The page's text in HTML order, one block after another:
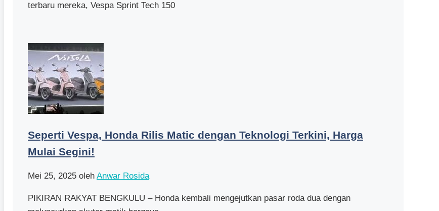
terbaru mereka, Vespa Sprint Tech 150
Seperti Vespa, Honda Rilis Matic dengan Teknologi Terkini, Harga
Mulai Segini!
Mei 25, 2025 oleh Anwar Rosida
PIKIRAN RAKYAT BENGKULU – Honda kembali mengejutkan pasar roda dua dengan